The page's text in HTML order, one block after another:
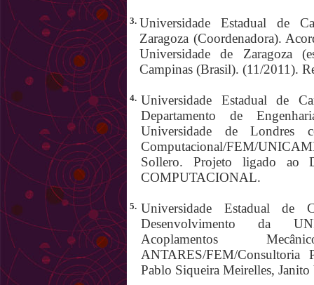
3. Universidade Estadual de
Zaragoza (Coordenadora).
Universidade de Zaragoza
Campinas (Brasil). (11/2011).
4. Universidade Estadual de
Departamento de
Universidade de Londres
Computacional/FEM/
Sollero. Projeto ligado ao
COMPUTACIONAL.
5. Universidade Estadual de
Desenvolvimento da
Acoplamentos
ANTARES/FEM/Consultoria
Pablo Siqueira Meirelles, Janito